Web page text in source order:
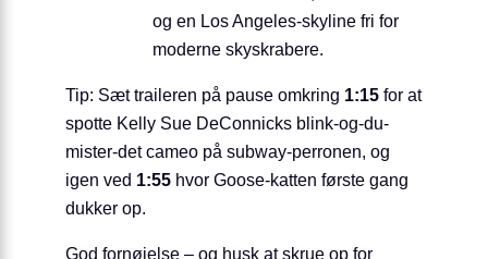
og en Los Angeles-skyline fri for
moderne skyskrabere.
Tip: Sæt traileren på pause omkring 1:15 for at
spotte Kelly Sue DeConnicks blink-og-du-
mister-det cameo på subway-perronen, og
igen ved 1:55 hvor Goose-katten første gang
dukker op.
God fornøjelse – og husk at skrue op for